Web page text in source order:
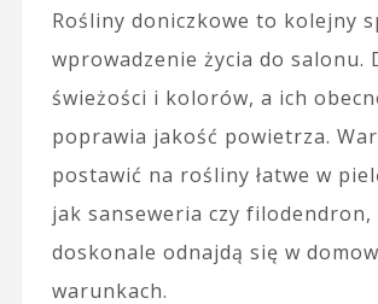
Rośliny doniczkowe to kolejny
wprowadzenie życia do salonu.
świeżości i kolorów, a ich
poprawia jakość powietrza.
postawić na rośliny łatwe w
jak sanseweria czy
doskonale odnajdą się w
warunkach.